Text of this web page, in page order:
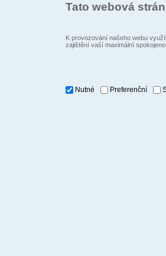
Tato webová
K provozování našeho webu
zajištění vaší maximální
Nutné Preferenční